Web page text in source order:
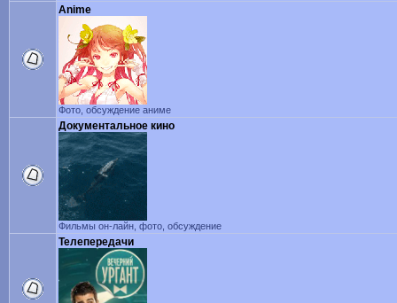
Anime
Фото, обсуждение аниме
Документальное кино
Фильмы он-лайн, фото, обсуждение
Телепередачи